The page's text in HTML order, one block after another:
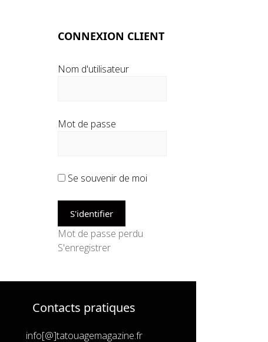
CONNEXION CLIENT
Nom d'utilisateur
Mot de passe
Se souvenir de moi
Mot de passe perdu
S'enregistrer
Contacts pratiques
info[@]tatouagemagazine.fr